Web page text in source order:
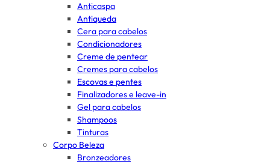
Anticaspa
Antiqueda
Cera para cabelos
Condicionadores
Creme de pentear
Cremes para cabelos
Escovas e pentes
Finalizadores e leave-in
Gel para cabelos
Shampoos
Tinturas
Corpo Beleza
Bronzeadores